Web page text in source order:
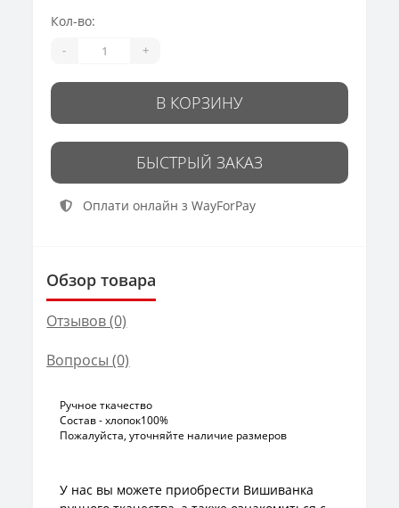
Кол-во:
- +
В КОРЗИНУ
БЫСТРЫЙ ЗАКАЗ
Оплати онлайн з WayForPay
Обзор товара
Отзывов (0)
Вопросы (0)
Ручное ткачество
Состав - хлопок100%
Пожалуйста, уточняйте наличие размеров
У нас вы можете приобрести Вишиванка